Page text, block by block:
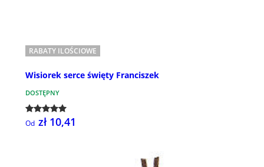
RABATY ILOŚCIOWE
Wisiorek serce święty Franciszek
DOSTĘPNY
Od zł 10,41